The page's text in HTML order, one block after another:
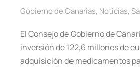
Gobierno de Canarias, Noticias,
El Consejo de Gobierno de
inversión de 122,6 millones de
adquisición de medicamentos